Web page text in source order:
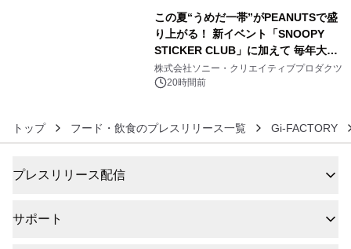
この夏“うめだ一帯”がPEANUTSで盛
り上がる！ 新イベント「SNOOPY
STICKER CLUB」に加えて 毎年大好
評阪急の「うめだスヌーピーフェステ
ィバル」、 グラングリーン大阪 ショ
初開催！
株式会社ソニー・クリエイティブプロダクツ
20時間前
トップ フード・飲食のプレスリリース一覧 Gi-FACTORY
プレスリリース配信
サポート